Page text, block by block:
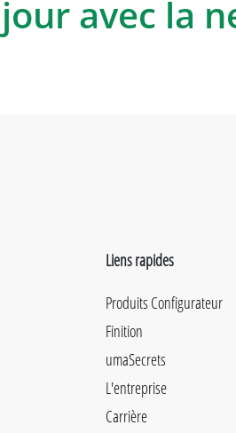
avec la
Liens rapides
Produits Configurateur
Finition
umaSecrets
L'entreprise
Carrière